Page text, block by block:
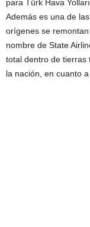
para Türk Hava
Además es una de
orígenes se
nombre de State
total dentro de tierras
la nación, en cuanto